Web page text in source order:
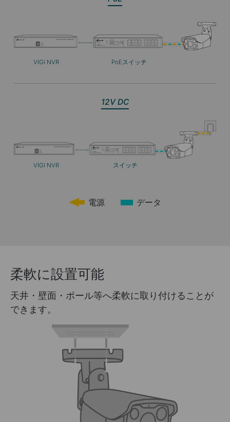
VIGI NVR PoEスイッチ
12V DC
VIGI NVR スイッチ
電源 データ
柔軟に設置可能
天井・壁面・ポール等へ柔軟に取り付けることが
できます。